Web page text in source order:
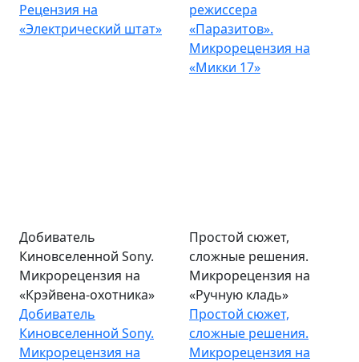
Рецензия на
«Электрический штат»
режиссера
«Паразитов».
Микрорецензия на
«Микки 17»
Добиватель
Киновселенной Sony.
Микрорецензия на
«Крэйвена-охотника»
Добиватель
Киновселенной Sony.
Микрорецензия на
Простой сюжет,
сложные решения.
Микрорецензия на
«Ручную кладь»
Простой сюжет,
сложные решения.
Микрорецензия на